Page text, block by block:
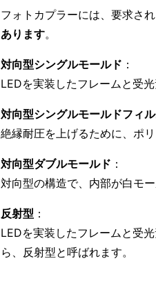
フォトカプラーには、要求さ
あります。
対向型シングルモールド ：
LEDを実装したフレームと受
対向型シングルモールドフィ
絶縁耐圧を上げるために、ポ
対向型ダブルモールド ：
対向型の構造で、内部が白モ
反射型 ：
LEDを実装したフレームと受
ら、反射型と呼ばれます。